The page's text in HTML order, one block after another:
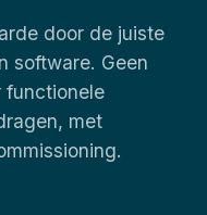
door de juiste
software. Geen
functionele
met